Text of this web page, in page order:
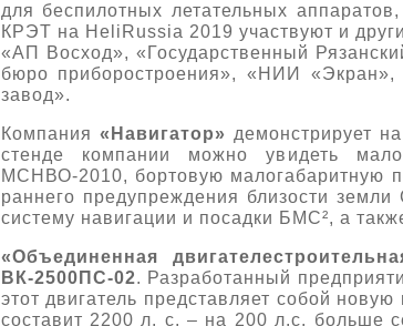
для беспилотных летательных
КРЭТ на HeliRussia 2019 участвуют и
«АП Восход», «Государственный
бюро приборостроения», «НИИ «Экран»,
завод».
Компания «Навигатор» демонстрирует
стенде компании можно увидеть
МСНВО-2010, бортовую малогабаритную
раннего предупреждения близости
систему навигации и посадки БМС², а
«Объединенная
ВК-2500ПС-02. Разработанный
этот двигатель представляет собой
составит 2200 л. с. – на 200 л.с. больше